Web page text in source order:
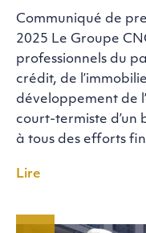
Communiqué de
2025 Le Groupe
professionnels du
crédit, de
développement de
court-termiste d’un
à tous des efforts
Lire